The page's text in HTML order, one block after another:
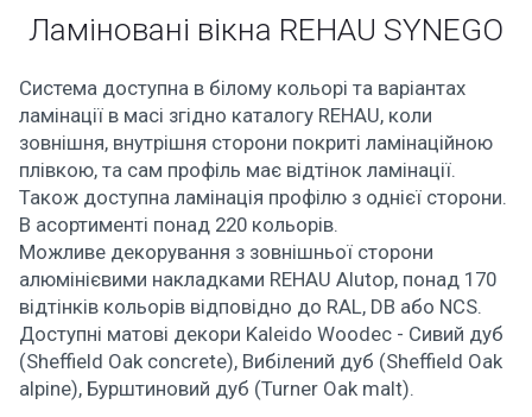
Ламіновані вікна REHAU SYNEGO
Система доступна в білому кольорі та варіантах
ламінації в масі згідно каталогу REHAU, коли
зовнішня, внутрішня сторони покриті ламінаційною
плівкою, та сам профіль має відтінок ламінації.
Також доступна ламінація профілю з однієї сторони.
В асортименті понад 220 кольорів.
Можливе декорування з зовнішньої сторони
алюмінієвими накладками REHAU Alutop, понад 170
відтінків кольорів відповідно до RAL, DB або NCS.
Доступні матові декори Kaleido Woodec - Cивий дуб
(Sheffield Oak concrete), Вибілений дуб (Sheffield Оak
alpine), Бурштиновий дуб (Turner Oak malt).